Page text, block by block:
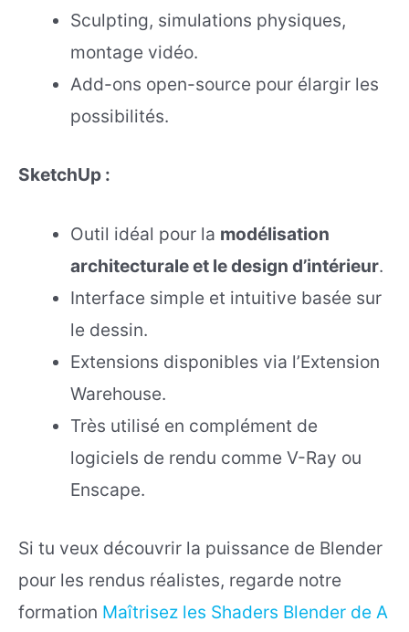
Sculpting, simulations physiques,
montage vidéo.
Add-ons open-source pour élargir les
possibilités.
SketchUp :
Outil idéal pour la modélisation
architecturale et le design d’intérieur.
Interface simple et intuitive basée sur
le dessin.
Extensions disponibles via l’Extension
Warehouse.
Très utilisé en complément de
logiciels de rendu comme V-Ray ou
Enscape.
Si tu veux découvrir la puissance de Blender
pour les rendus réalistes, regarde notre
formation Maîtrisez les Shaders Blender de A